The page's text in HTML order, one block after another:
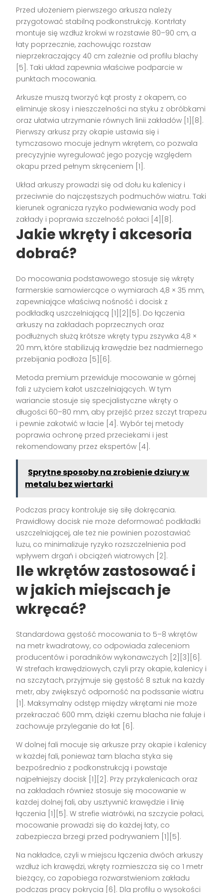
Przed ułożeniem pierwszego arkusza należy
przygotować stabilną podkonstrukcję. Kontrłaty
montuje się wzdłuż krokwi w rozstawie 80–90 cm, a
łaty poprzecznie, zachowując rozstaw
nieprzekraczający 40 cm zależnie od profilu blachy
[5]. Taki układ zapewnia właściwe podparcie w
punktach mocowania.
Arkusze muszą tworzyć kąt prosty z okapem, co
eliminuje skosy i nieszczelności na styku z obróbkami
oraz ułatwia utrzymanie równych linii zakładów [1][8].
Pierwszy arkusz przy okapie ustawia się i
tymczasowo mocuje jednym wkrętem, co pozwala
precyzyjnie wyregulować jego pozycję względem
okapu przed pełnym skręceniem [1].
Układ arkuszy prowadzi się od dołu ku kalenicy i
przeciwnie do najczęstszych podmuchów wiatru. Taki
kierunek ogranicza ryzyko podwiewania wody pod
zakłady i poprawia szczelność połaci [4][8].
Jakie wkręty i akcesoria
dobrać?
Do mocowania podstawowego stosuje się wkręty
farmerskie samowiercące o wymiarach 4,8 × 35 mm,
zapewniające właściwą nośność i docisk z
podkładką uszczelniającą [1][2][5]. Do łączenia
arkuszy na zakładach poprzecznych oraz
podłużnych służą krótsze wkręty typu zszywka 4,8 ×
20 mm, które stabilizują krawędzie bez nadmiernego
przebijania podłoża [5][6].
Metoda premium przewiduje mocowanie w górnej
fali z użyciem kałot uszczelniających. W tym
wariancie stosuje się specjalistyczne wkręty o
długości 60–80 mm, aby przejść przez szczyt trapezu
i pewnie zakotwić w łacie [4]. Wybór tej metody
poprawia ochronę przed przeciekami i jest
rekomendowany przez ekspertów [4].
Sprytne sposoby na zrobienie dziury w
metalu bez wiertarki
Podczas pracy kontroluje się siłę dokręcania.
Prawidłowy docisk nie może deformować podkładki
uszczelniającej, ale też nie powinien pozostawiać
luzu, co minimalizuje ryzyko rozszczelnienia pod
wpływem drgań i obciążeń wiatrowych [2].
Ile wkrętów zastosować i
w jakich miejscach je
wkręcać?
Standardowa gęstość mocowania to 5–8 wkrętów
na metr kwadratowy, co odpowiada zaleceniom
producentów i poradników wykonawczych [2][3][6].
W strefach krawędziowych, czyli przy okapie, kalenicy i
na szczytach, przyjmuje się gęstość 8 sztuk na każdy
metr, aby zwiększyć odporność na podssanie wiatru
[1]. Maksymalny odstęp między wkrętami nie może
przekraczać 600 mm, dzięki czemu blacha nie faluje i
zachowuje przyleganie do łat [6].
W dolnej fali mocuje się arkusze przy okapie i kalenicy
w każdej fali, ponieważ tam blacha styka się
bezpośrednio z podkonstrukcją i powstaje
najpełniejszy docisk [1][2]. Przy przykalenicach oraz
na zakładach również stosuje się mocowanie w
każdej dolnej fali, aby usztywnić krawędzie i linię
łączenia [1][5]. W strefie wiatrówki, na szczycie połaci,
mocowanie prowadzi się do każdej łaty, co
zabezpiecza brzegi przed podrywaniem [1][5].
Na nakładce, czyli w miejscu łączenia dwóch arkuszy
wzdłuż ich krawędzi, wkręty rozmieszcza się co 1 metr
bieżący, co zapobiega rozwarstwieniom zakładu
podczas pracy pokrycia [6]. Dla profilu o wysokości